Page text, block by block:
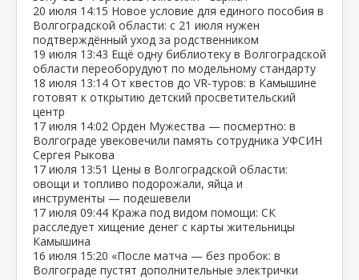
20 июля 14:15 Новое условие для единого пособия в
Волгоградской области: с 21 июля нужен
подтверждённый уход за родственником
19 июля 13:43 Ещё одну библиотеку в Волгоградской
области переоборудуют по модельному стандарту
18 июля 13:14 От квестов до VR‑туров: в Камышине
готовят к открытию детский просветительский
центр
17 июля 14:02 Орден Мужества — посмертно: в
Волгограде увековечили память сотрудника УФСИН
Сергея Рыкова
17 июля 13:51 Цены в Волгоградской области:
овощи и топливо подорожали, яйца и
инструменты — подешевели
17 июля 09:44 Кража под видом помощи: СК
расследует хищение денег с карты жительницы
Камышина
16 июля 15:20 «После матча — без пробок: в
Волгограде пустят дополнительные электрички